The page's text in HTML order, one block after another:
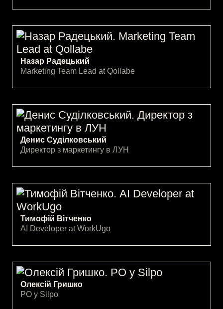
Назар Радецький
Marketing Team Lead at Qollabe
Денис Суділковський
Директор з маркетингу в ЛУН
Тимофій Вітченко
AI Developer at WorkUgo
Олексій Гришко
PO у Silpo